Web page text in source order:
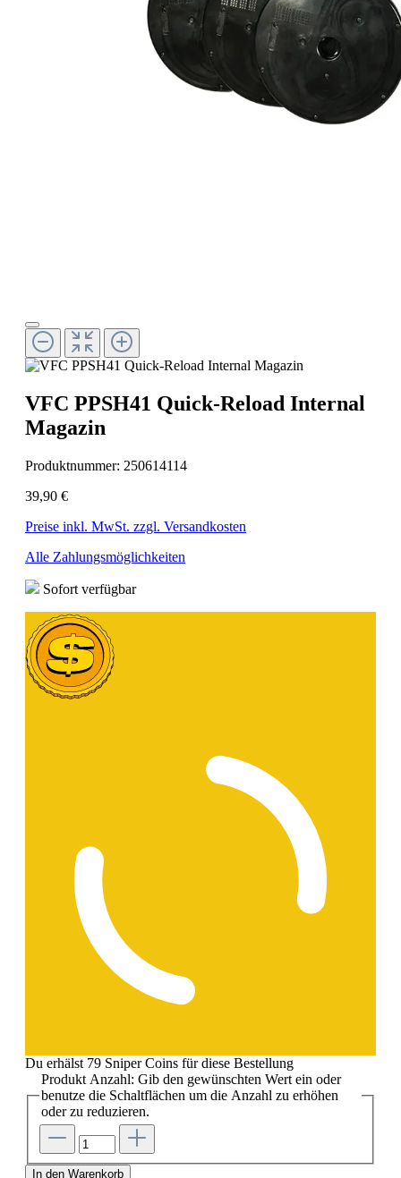
VFC PPSH41 Quick-Reload Internal
Magazin
Produktnummer: 250614114
39,90 €
Preise inkl. MwSt. zzgl. Versandkosten
Alle Zahlungsmöglichkeiten
Sofort verfügbar
Du erhälst 79 Sniper Coins für diese Bestellung
Produkt Anzahl: Gib den gewünschten Wert ein oder
benutze die Schaltflächen um die Anzahl zu erhöhen
oder zu reduzieren.
In den Warenkorb